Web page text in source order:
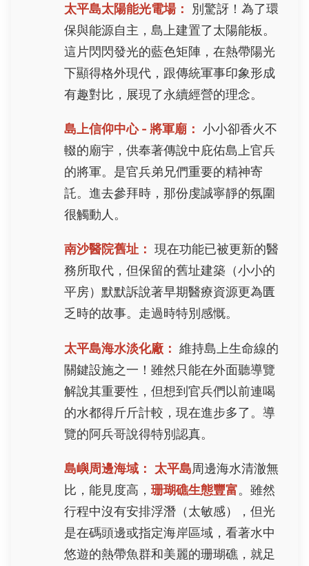
太平島太陽能光電場：
別驚訝！為了環
保與能源自主，島上建置了太陽能板。
這片閃閃發光的藍色矩陣，在熱帶陽光
下顯得格外現代，跟傳統軍事印象形成
有趣對比，展現了永續經營的理念。
島上信仰中心 - 將軍廟： 小小卻香火不
輟的廟宇，供奉著傳說中庇佑島上官兵
的將軍。是官兵弟兄們重要的精神寄
託。進去參拜時，那份虔誠寧靜的氛圍
很觸動人。
南沙醫院舊址： 現在功能已被更新的醫
務所取代，但保留的舊址建築（小小的
平房）默默訴說著早期醫療資源更為匱
乏時的故事。走過時特別感慨。
太平島海水淡化廠： 維持島上生命線的
關鍵設施之一！雖然只能在外面聽導覽
解說其重要性，但想到官兵們以前連喝
的水都得斤斤計較，現在進步多了。導
覽的阿兵哥說得特別認真。
島嶼周邊海域： 太平島周邊海水清澈無
比，能見度高， 珊瑚礁生態豐富。雖然
行程中沒有安排浮潛（太敏感），但光
是在碼頭邊或指定海岸區域，看著水中
悠遊的熱帶魚群和美麗的珊瑚礁，就足